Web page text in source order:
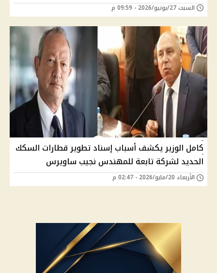
السبت 27/يونيو/2026 - 09:59 م
كامل الوزير يكشف أسباب إسناد تطوير قطارات السكك
الحديد لشركة تابعة للمهندس نجيب ساويرس
الأربعاء 20/مايو/2026 - 02:47 م